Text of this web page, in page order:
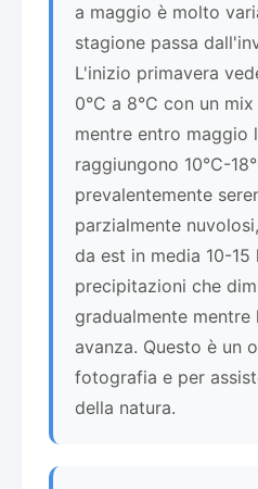
a maggio è molto
stagione passa
L'inizio primavera
0°C a 8°C con un
mentre entro maggio
raggiungono 10°C-
prevalentemente
parzialmente
da est in media 10-15
precipitazioni che
gradualmente mentre
avanza. Questo è un
fotografia e per
della natura.